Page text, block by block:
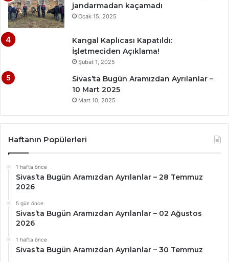
jandarmadan kaçamadı
Ocak 15, 2025
Kangal Kaplıcası Kapatıldı:
İşletmeciden Açıklama!
Şubat 1, 2025
Sivas’ta Bugün Aramızdan Ayrılanlar –
10 Mart 2025
Mart 10, 2025
Haftanın Popülerleri
1 hafta önce
Sivas’ta Bugün Aramızdan Ayrılanlar – 28 Temmuz
2026
5 gün önce
Sivas’ta Bugün Aramızdan Ayrılanlar – 02 Ağustos
2026
1 hafta önce
Sivas’ta Bugün Aramızdan Ayrılanlar – 30 Temmuz